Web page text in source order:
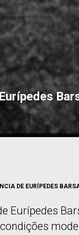
DE EURÍPEDES
Eurípedes